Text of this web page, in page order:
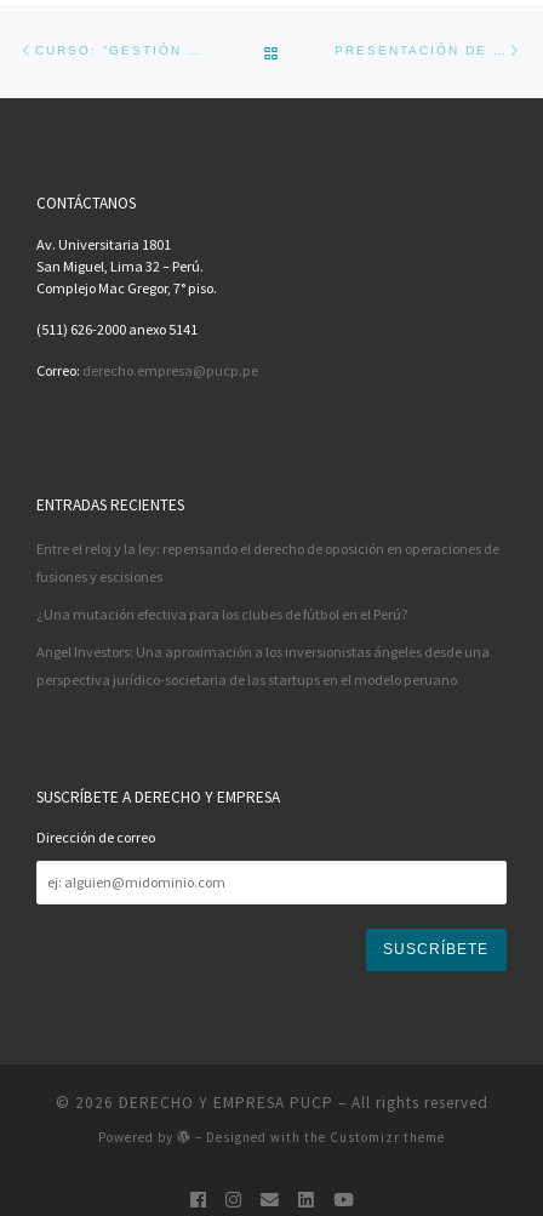
Navegador de artículos BACK TO POST LIST
CONTÁCTANOS
Av. Universitaria 1801
San Miguel, Lima 32 – Perú.
Complejo Mac Gregor, 7° piso.
(511) 626-2000 anexo 5141
Correo: derecho.empresa@pucp.pe
ENTRADAS RECIENTES
Entre el reloj y la ley: repensando el derecho de oposición en operaciones de
fusiones y escisiones
¿Una mutación efectiva para los clubes de fútbol en el Perú?
Angel Investors: Una aproximación a los inversionistas ángeles desde una
perspectiva jurídico-societaria de las startups en el modelo peruano
SUSCRÍBETE A DERECHO Y EMPRESA
Dirección de correo
de
correo
© 2026 DERECHO Y EMPRESA PUCP – All rights reserved
Powered by – Designed with the Customizr theme